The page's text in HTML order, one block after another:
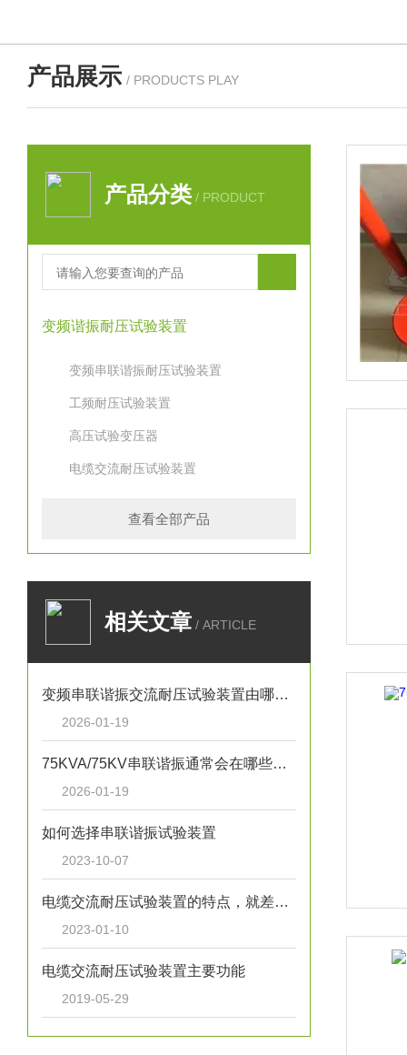
产品展示 / PRODUCTS PLAY
产品分类 / PRODUCT
变频谐振耐压试验装置
变频串联谐振耐压试验装置
工频耐压试验装置
高压试验变压器
电缆交流耐压试验装置
查看全部产品
相关文章 / ARTICLE
变频串联谐振交流耐压试验装置由哪些部分组成？
2026-01-19
75KVA/75KV串联谐振通常会在哪些电力试验中用到？
2026-01-19
如何选择串联谐振试验装置
2023-10-07
电缆交流耐压试验装置的特点，就差你没看过了
2023-01-10
电缆交流耐压试验装置主要功能
2019-05-29